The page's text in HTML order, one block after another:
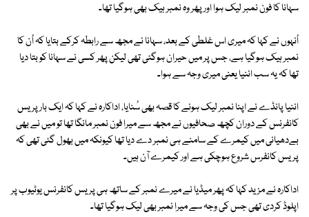
سہانا کا فون نمبر لیک ہوا اور پھر وہ نمبر ہیک بھی ہوگیا تھا۔
اُنہوں نے کہا کہ میری اس غلطی کے بعد، سہانا نے مجھ سے رابطہ کرکے بتایا کہ اُن کا
نمبر ہیک ہوگیا ہے، جس پر میں حیران ہوگئی تھی لیکن پھر کسی نے سہانا کو بتا دیا
تھا کہ یہ سب اننیا یعنی میری وجہ سے ہوا۔
اننیا پانڈے نے اپنا نمبر لیک ہونے کا قصہ بھی سُنایا، اداکارہ نے کہا کہ ایک بار پریس
کانفرنس کے دوران کچھ صحافیوں نے مجھ سے میرا فون نمبر مانگا تھا تو میں نے بھی
بےدھیانی میں کیمرے کے سامنے ہی نمبر دے دیا تھا کیونکہ میں بھول گئی تھی کہ
پریس کانفرس شروع ہوچکی ہے اور کیمرے آن ہیں۔
اداکارہ نے مزید کہا کہ پھر میڈیا نے میرے نمبر کے ساتھ ہی پریس کانفرنس یوٹیوب پر
اپلوڈ کردی تھی جس کی وجہ سے میرا نمبر بھی لیک ہوگیا تھا۔